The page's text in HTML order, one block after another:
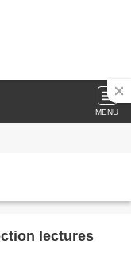
MENU
lectures